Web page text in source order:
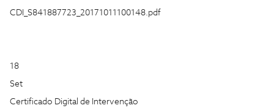
CDI_S841887723_20171011100148.pdf
18
Set
Certificado Digital de Intervenção